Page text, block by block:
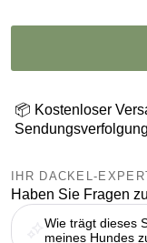
📦 Kostenloser
Sendungsverfolgung
IHR DACKEL-
Haben Sie Fragen
Wie trägt dieses
meines Hundes